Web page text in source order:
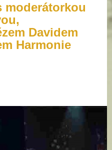
moderátorkou
Davidem
Harmonie